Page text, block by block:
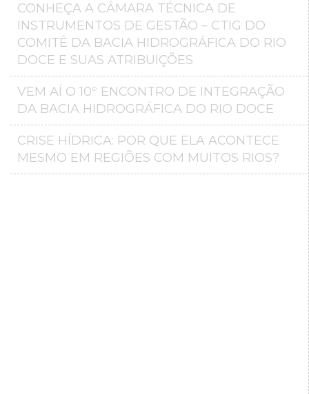
CONHEÇA A CÂMARA TÉCNICA DE
INSTRUMENTOS DE GESTÃO – CTIG DO
COMITÊ DA BACIA HIDROGRÁFICA DO RIO
DOCE E SUAS ATRIBUIÇÕES
VEM AÍ O 10º ENCONTRO DE INTEGRAÇÃO
DA BACIA HIDROGRÁFICA DO RIO DOCE
CRISE HÍDRICA: POR QUE ELA ACONTECE
MESMO EM REGIÕES COM MUITOS RIOS?